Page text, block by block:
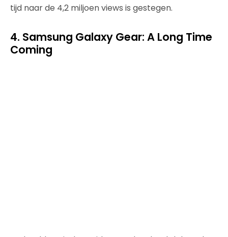
tijd naar de 4,2 miljoen views is gestegen.
4. Samsung Galaxy Gear: A Long Time
Coming